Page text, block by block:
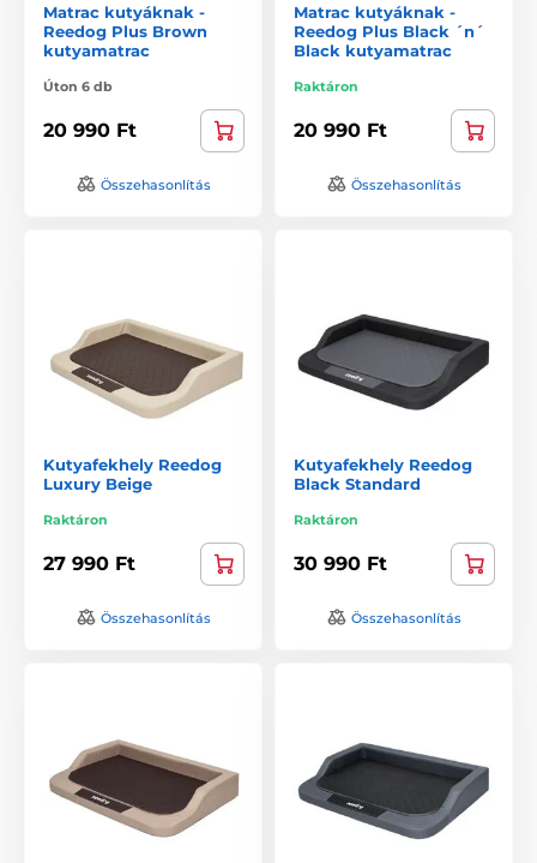
Matrac kutyáknak -
Reedog Plus Brown
kutyamatrac
Úton 6 db
20 990 Ft
Összehasonlítás
Matrac kutyáknak -
Reedog Plus Black ´n´
Black kutyamatrac
Raktáron
20 990 Ft
Összehasonlítás
Kutyafekhely Reedog
Luxury Beige
Raktáron
27 990 Ft
Összehasonlítás
Kutyafekhely Reedog
Black Standard
Raktáron
30 990 Ft
Összehasonlítás